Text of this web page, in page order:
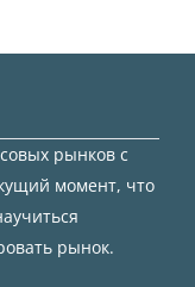
рынков с
момент, что
рынок.